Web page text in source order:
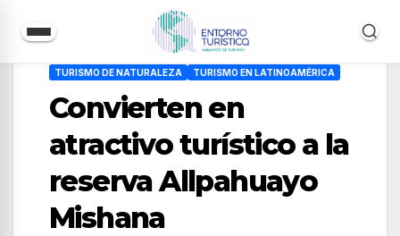
contenido
TURISMO DE NATURALEZA TURISMO EN LATINOAMÉRICA
Convierten en
atractivo turístico a la
reserva Allpahuayo
Mishana